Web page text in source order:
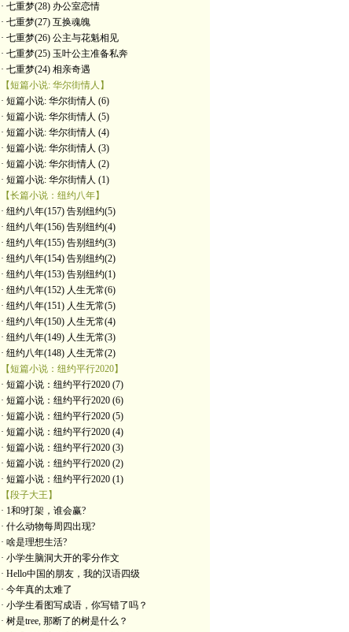
· 七重梦(28) 办公室恋情
· 七重梦(27) 互换魂魄
· 七重梦(26) 公主与花魁相见
· 七重梦(25) 玉叶公主准备私奔
· 七重梦(24) 相亲奇遇
【短篇小说: 华尔街情人】
· 短篇小说: 华尔街情人 (6)
· 短篇小说: 华尔街情人 (5)
· 短篇小说: 华尔街情人 (4)
· 短篇小说: 华尔街情人 (3)
· 短篇小说: 华尔街情人 (2)
· 短篇小说: 华尔街情人 (1)
【长篇小说：纽约八年】
· 纽约八年(157) 告别纽约(5)
· 纽约八年(156) 告别纽约(4)
· 纽约八年(155) 告别纽约(3)
· 纽约八年(154) 告别纽约(2)
· 纽约八年(153) 告别纽约(1)
· 纽约八年(152) 人生无常(6)
· 纽约八年(151) 人生无常(5)
· 纽约八年(150) 人生无常(4)
· 纽约八年(149) 人生无常(3)
· 纽约八年(148) 人生无常(2)
【短篇小说：纽约平行2020】
· 短篇小说：纽约平行2020 (7)
· 短篇小说：纽约平行2020 (6)
· 短篇小说：纽约平行2020 (5)
· 短篇小说：纽约平行2020 (4)
· 短篇小说：纽约平行2020 (3)
· 短篇小说：纽约平行2020 (2)
· 短篇小说：纽约平行2020 (1)
【段子大王】
· 1和9打架，谁会赢?
· 什么动物每周四出现?
· 啥是理想生活?
· 小学生脑洞大开的零分作文
· Hello中国的朋友，我的汉语四级
· 今年真的太难了
· 小学生看图写成语，你写错了吗？
· 树是tree, 那断了的树是什么？